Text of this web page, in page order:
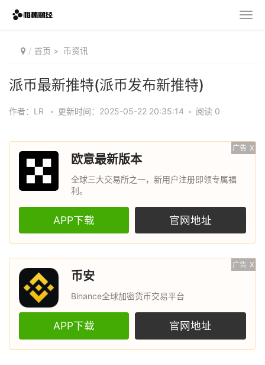
首页 > 币资讯
派币最新推特(派币发布新推特)
作者：LR • 更新时间：2025-05-22 20:35:14 • 阅读 0
广告 X
欧意最新版本
全球三大交易所之一，新用户注册即领专属福
利。
APP下载 官网地址
广告 X
币安
Binance全球加密货币交易平台
APP下载 官网地址